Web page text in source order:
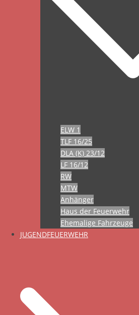
ELW 1
TLF 16/25
DLA (K) 23/12
LF 16/12
RW
MTW
Anhänger
Haus der Feuerwehr
Ehemalige Fahrzeuge
JUGENDFEUERWEHR